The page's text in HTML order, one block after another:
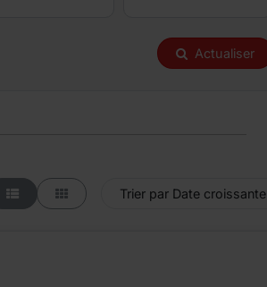
Actualiser
Trier par Date croissante